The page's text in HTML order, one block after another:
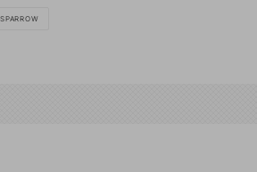
SPARROW